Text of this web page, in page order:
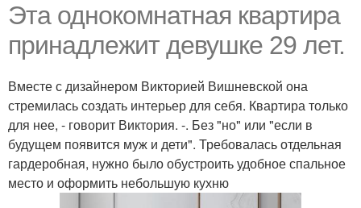
Эта однокомнатная квартира
принадлежит девушке 29 лет.
Вместе с дизайнером Викторией Вишневской она
стремилась создать интерьер для себя. Квартира только
для нее, - говорит Виктория. -. Без "но" или "если в
будущем появится муж и дети". Требовалась отдельная
гардеробная, нужно было обустроить удобное спальное
место и оформить небольшую кухню